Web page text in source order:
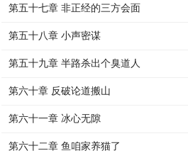
第五十七章 非正经的三方会面
第五十八章 小声密谋
第五十九章 半路杀出个臭道人
第六十章 反破论道搬山
第六十一章 冰心无隙
第六十二章 鱼咱家养猫了